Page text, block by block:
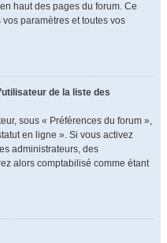
haut des pages du forum. Ce
paramètres et toutes vos
de la liste des
sous « Préférences du forum »,
en ligne ». Si vous activez
administrateurs, des
alors comptabilisé comme étant